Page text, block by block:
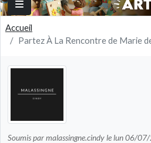
Accueil
Partez À La Rencontre de Marie
Soumis parmalassingne.cindylelun 06/